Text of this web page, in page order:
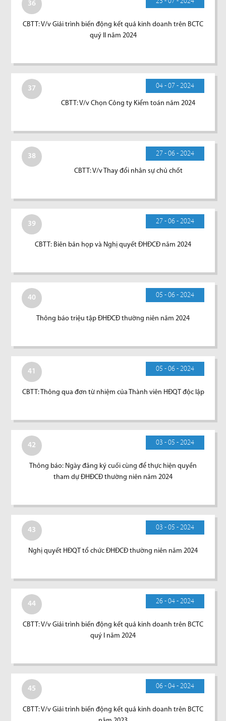
36
CBTT: V/v Giải trình biến động kết quả kinh doanh trên BCTC
quý II năm 2024
37 04 - 07 - 2024
CBTT: V/v Chọn Công ty Kiểm toán năm 2024
38 27 - 06 - 2024
CBTT: V/v Thay đổi nhân sự chủ chốt
39 27 - 06 - 2024
CBTT: Biên bản họp và Nghị quyết ĐHĐCĐ năm 2024
40 05 - 06 - 2024
Thông báo triệu tập ĐHĐCĐ thường niên năm 2024
41 05 - 06 - 2024
CBTT: Thông qua đơn từ nhiệm của Thành viên HĐQT độc lập
42 03 - 05 - 2024
Thông báo: Ngày đăng ký cuối cùng để thực hiện quyền
tham dự ĐHĐCĐ thường niên năm 2024
43 03 - 05 - 2024
Nghị quyết HĐQT tổ chức ĐHĐCĐ thường niên năm 2024
44 26 - 04 - 2024
CBTT: V/v Giải trình biến động kết quả kinh doanh trên BCTC
quý I năm 2024
45 06 - 04 - 2024
CBTT: V/v Giải trình biến động kết quả kinh doanh trên BCTC